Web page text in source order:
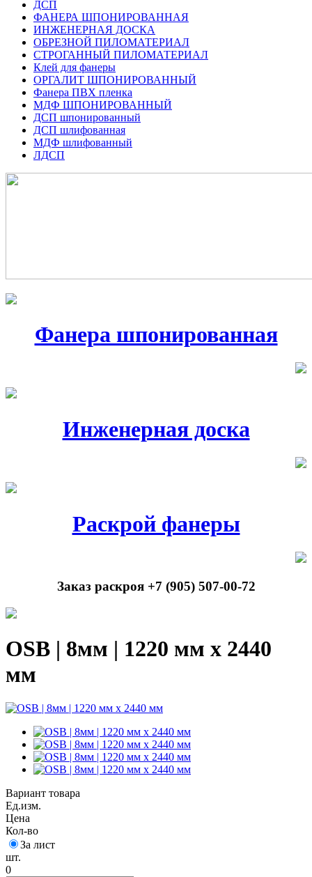
ДСП
ФАНЕРА ШПОНИРОВАННАЯ
ИНЖЕНЕРНАЯ ДОСКА
ОБРЕЗНОЙ ПИЛОМАТЕРИАЛ
СТРОГАННЫЙ ПИЛОМАТЕРИАЛ
Клей для фанеры
ОРГАЛИТ ШПОНИРОВАННЫЙ
Фанера ПВХ пленка
МДФ ШПОНИРОВАННЫЙ
ДСП шпонированный
ДСП шлифованная
МДФ шлифованный
ЛДСП
Фанера шпонированная
Инженерная доска
Раскрой фанеры
Заказ раскроя +7 (905) 507-00-72
OSB | 8мм | 1220 мм х 2440
мм
Вариант товара
Ед.изм.
Цена
Кол-во
За лист
шт.
0